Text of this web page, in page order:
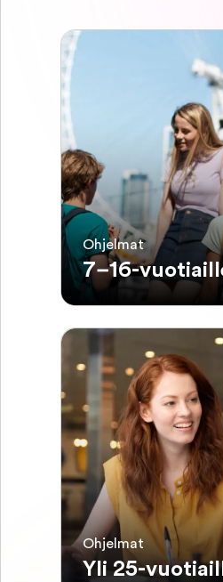
Ohjelmat
7–16-
Ohjelmat
Yli 25-